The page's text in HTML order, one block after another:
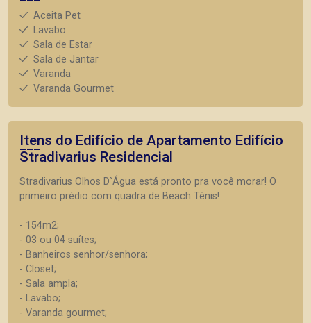
Aceita Pet
Lavabo
Sala de Estar
Sala de Jantar
Varanda
Varanda Gourmet
Itens do Edifício de Apartamento Edifício
Stradivarius Residencial
Stradivarius Olhos D`Água está pronto pra você morar! O
primeiro prédio com quadra de Beach Tênis!
- 154m2;
- 03 ou 04 suítes;
- Banheiros senhor/senhora;
- Closet;
- Sala ampla;
- Lavabo;
- Varanda gourmet;